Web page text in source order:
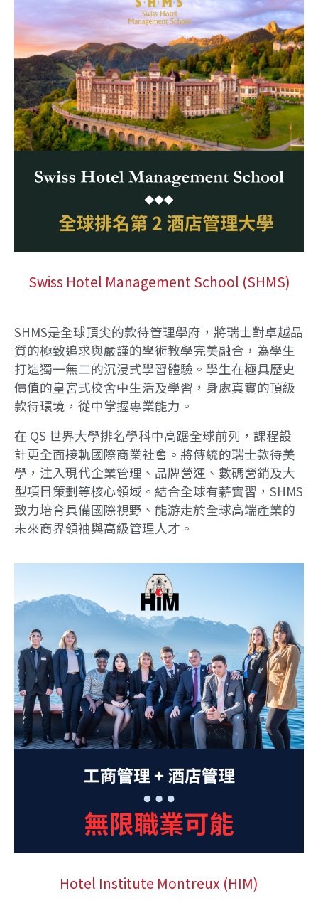
Swiss Hotel Management School (SHMS)
SHMS是全球頂尖的款待管理學府，將瑞士對卓越品
質的極致追求與嚴謹的學術教學完美融合，為學生
打造獨一無二的沉浸式學習體驗。學生在極具歷史
價值的皇宮式校舍中生活及學習，身處真實的頂級
款待環境，從中掌握專業能力。
在 QS 世界大學排名學科中高踞全球前列，課程設
計更全面接軌國際商業社會。將傳統的瑞士款待美
學，注入現代企業管理、品牌營運、數碼營銷及大
型項目策劃等核心領域。結合全球有薪實習，SHMS
致力培育具備國際視野、能游走於全球高端產業的
未來商界領袖與高級管理人才。
Hotel Institute Montreux (HIM)